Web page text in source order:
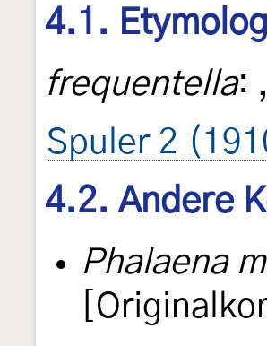
4.1.
frequentella:
Spuler 2
4.2. Andere
Phalaena